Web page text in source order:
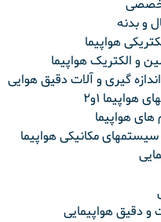
و بدنه
هواپیما
و الکتریک هواپیما
گیری و آلات دقیق هوایی
هواپیما ۱و۲
هواپیما
مکانیکی هواپیما
و دقیق هواپیمایی